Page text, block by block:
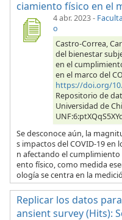
ciamiento físico en el
4 abr. 2023-
o
Castro-Correa,
del bienestar
en el
en el marco del
https://doi.org/
Repositorio de
Universidad de
Se desconoce aún, la
s impactos del COVID-19 en
n afectando el
ento físico, como medida
ología se centra en la
Replicar los datos
ansient survey (Hits):